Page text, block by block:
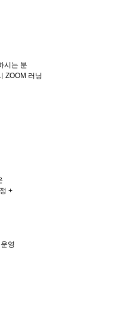
시는 분
ZOOM 러닝
+
영